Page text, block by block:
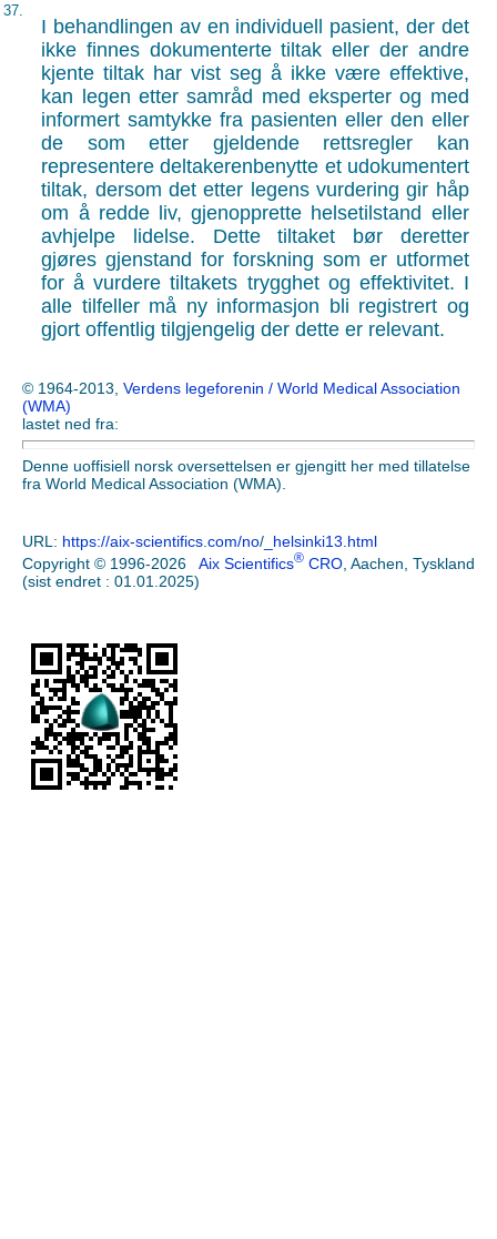
37.
I behandlingen av en individuell pasient, der det
ikke finnes dokumenterte tiltak eller der andre
kjente tiltak har vist seg å ikke være effektive,
kan legen etter samråd med eksperter og med
informert samtykke fra pasienten eller den eller
de som etter gjeldende rettsregler kan
representere deltakerenbenytte et udokumentert
tiltak, dersom det etter legens vurdering gir håp
om å redde liv, gjenopprette helsetilstand eller
avhjelpe lidelse. Dette tiltaket bør deretter
gjøres gjenstand for forskning som er utformet
for å vurdere tiltakets trygghet og effektivitet. I
alle tilfeller må ny informasjon bli registrert og
gjort offentlig tilgjengelig der dette er relevant.
© 1964-2013, Verdens legeforenin / World Medical Association
(WMA)
lastet ned fra:
Denne uoffisiell norsk oversettelsen er gjengitt her med tillatelse
fra World Medical Association (WMA).
URL: https://aix-scientifics.com/no/ _helsinki13.html
Copyright © 1996-2026 Aix Scientifics® CRO , Aachen, Tyskland
(sist endret : 01.01.2025)